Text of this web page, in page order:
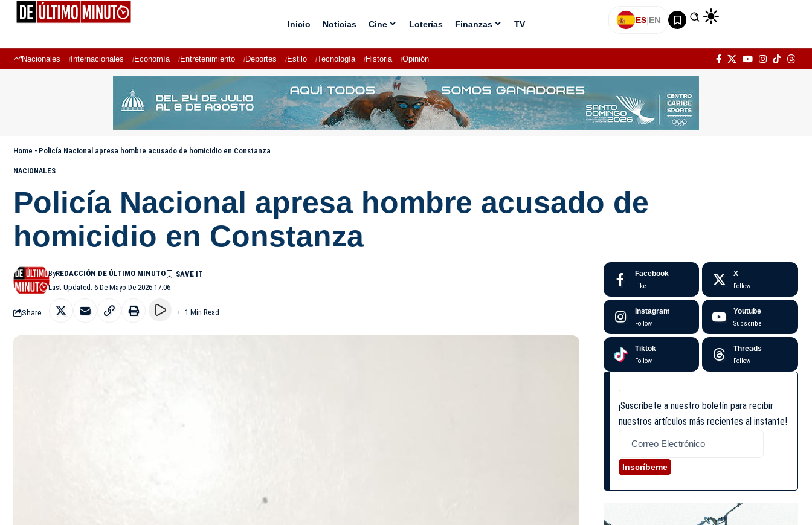
Inicio Noticias Cine Loterías Finanzas TV ES|EN
Nacionales Internacionales Economía Entretenimiento Deportes Estilo Tecnología Historia Opinión
Home - Policía Nacional apresa hombre acusado de homicidio en Constanza
NACIONALES
Policía Nacional apresa hombre acusado de
homicidio en Constanza
Last Updated: 6 De Mayo De 2026 17:06
ByREDACCIÓN DE ÚLTIMO MINUTO
Share 1 Min Read
Facebook
Like
X
Follow
Instagram
Follow
Youtube
Subscribe
Tiktok
Follow
Threads
Follow
¡Suscríbete a nuestro boletín para recibir
nuestros artículos más recientes al instante!
Inscríbeme